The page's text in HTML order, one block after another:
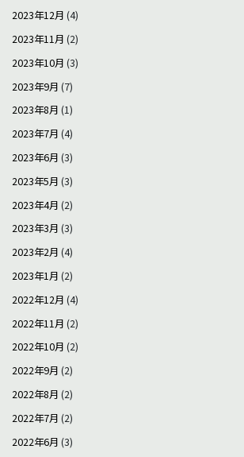
2023年12月 (4)
2023年11月 (2)
2023年10月 (3)
2023年9月 (7)
2023年8月 (1)
2023年7月 (4)
2023年6月 (3)
2023年5月 (3)
2023年4月 (2)
2023年3月 (3)
2023年2月 (4)
2023年1月 (2)
2022年12月 (4)
2022年11月 (2)
2022年10月 (2)
2022年9月 (2)
2022年8月 (2)
2022年7月 (2)
2022年6月 (3)